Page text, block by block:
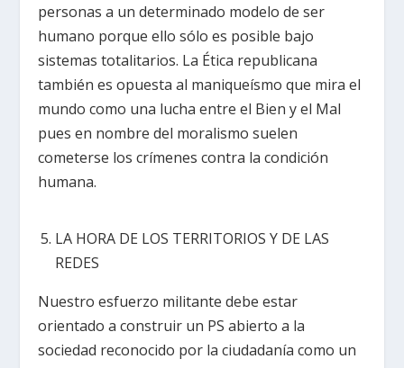
personas a un determinado modelo de ser
humano porque ello sólo es posible bajo
sistemas totalitarios. La Ética republicana
también es opuesta al maniqueísmo que mira el
mundo como una lucha entre el Bien y el Mal
pues en nombre del moralismo suelen
cometerse los crímenes contra la condición
humana.
LA HORA DE LOS TERRITORIOS Y DE LAS
REDES
Nuestro esfuerzo militante debe estar
orientado a construir un PS abierto a la
sociedad reconocido por la ciudadanía como un